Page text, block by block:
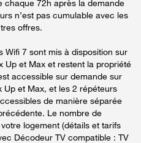
chaque 72h après la demande
n’est pas cumulable avec les
offres.
Wifi 7 sont mis à disposition sur
Up et Max et restent la propriété
accessible sur demande sur
et Max, et les 2 répéteurs
de manière séparée
Le nombre de
logement (détails et tarifs
Décodeur TV compatible : TV